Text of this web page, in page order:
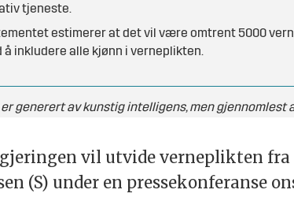
tjeneste.
estimerer at det vil være omtrent 5000
å inkludere alle kjønn i verneplikten.
generert av kunstig intelligens, men gjennomlest
vil utvide verneplikten
(S) under en pressekonferanse